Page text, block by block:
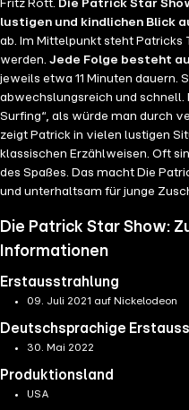
Fritz Rott. Die Patrick Star
lustigen und kindlichen Blick
ab. Im Mittelpunkt steht Patricks
werden.Jede Folge besteht
jeweils etwa 11 Minuten dauern.
abwechslungsreich und schnell.
Surfing“, als würde man durch
zeigt Patrick in vielen lustigen
klassischen Erzählweisen. Oft
des Spaßes. Das macht Die
und unterhaltsam für junge
Die Patrick Star Show:
Informationen
Erstausstrahlung
09. Juli 2021 auf Nickelodeon
Deutschsprachige
30. Mai 2022
Produktionsland
USA